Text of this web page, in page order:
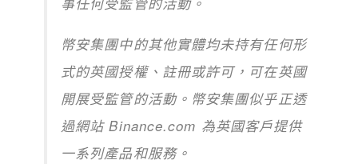
幣安集團中的其他實體均未持有任何形
式的英國授權、註冊或許可，可在英國
開展受監管的活動。幣安集團似乎正透
過網站 Binance.com 為英國客戶提供
一系列產品和服務。